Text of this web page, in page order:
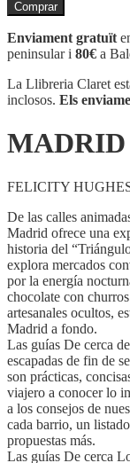
MADRID
DE
CERCA
7
Comprar
Enviament gratuït
peninsular i 80€ a
La Llibreria Claret
inclosos. Els
MADRID
FELICITY
De las calles
Madrid ofrece una
historia del
explora mercados
por la energía
chocolate con
artesanales ocultos,
Madrid a fondo.
Las guías De cerca
escapadas de fin de
son prácticas,
viajero a conocer lo
a los consejos de
cada barrio, un
propuestas más.
Las guías De cerca